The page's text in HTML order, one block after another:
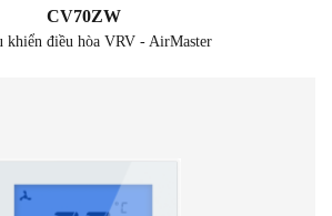
CV70ZW
khiển điều hòa VRV - AirMaster